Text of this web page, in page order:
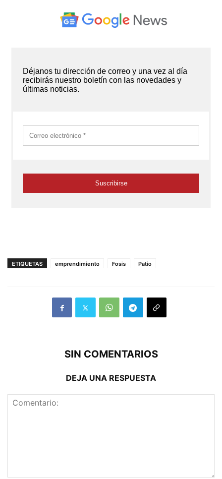
ETIQUETAS emprendimiento Fosis Patio
SIN COMENTARIOS
DEJA UNA RESPUESTA